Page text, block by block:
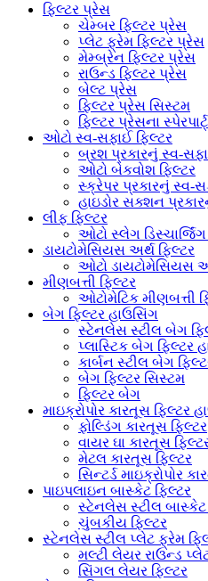
ફિલ્ટર પ્રેસ
ચેમ્બર ફિલ્ટર પ્રેસ
પ્લેટ ફ્રેમ ફિલ્ટર પ્રેસ
મેમ્બ્રેન ફિલ્ટર પ્રેસ
રાઉન્ડ ફિલ્ટર પ્રેસ
બેલ્ટ પ્રેસ
ફિલ્ટર પ્રેસ સિસ્ટમ
ફિલ્ટર પ્રેસના
ઓટો સ્વ-સફાઈ ફિલ્ટર
બ્રશ પ્રકારનું સ્વ-
ઓટો બેકવોશ ફિલ્ટર
સ્ક્રેપર પ્રકારનું સ્વ-
હાઇડોર સક્શન
લીફ ફિલ્ટર
ઓટો સ્લેગ ડિસ્ચાર્જિંગ
ડાયટોમેસિયસ અર્થ ફિલ્ટર
ઓટો ડાયટોમેસિયસ
મીણબત્તી ફિલ્ટર
ઓટોમેટિક મીણબત્તી
બેગ ફિલ્ટર હાઉસિંગ
સ્ટેનલેસ સ્ટીલ બેગ
પ્લાસ્ટિક બેગ ફિલ્ટર
કાર્બન સ્ટીલ બેગ
બેગ ફિલ્ટર સિસ્ટમ
ફિલ્ટર બેગ
માઇક્રોપોર કારતૂસ ફિલ્ટર
ફોલ્ડિંગ કારતૂસ ફિલ્ટર
વાયર ઘા કારતૂસ
મેટલ કારતૂસ ફિલ્ટર
સિન્ટર્ડ માઇક્રોપોર
પાઇપલાઇન બાસ્કેટ ફિલ્ટર
સ્ટેનલેસ સ્ટીલ બાસ્કેટ
ચુંબકીય ફિલ્ટર
સ્ટેનલેસ સ્ટીલ પ્લેટ ફ્રેમ
મલ્ટી લેયર રાઉન્ડ
સિંગલ લેયર ફિલ્ટર